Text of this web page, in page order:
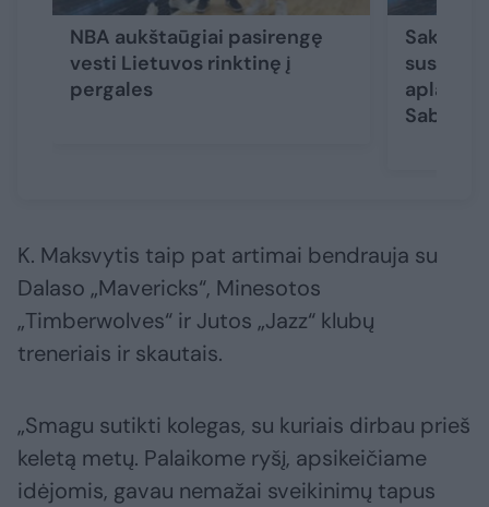
NBA aukštaūgiai pasirengę
vesti Lietuvos rinktinę į
pergales
aplankė
Sabonį
K. Maksvytis taip pat artimai bendrauja su
Dalaso „Mavericks“, Minesotos
„Timberwolves“ ir Jutos „Jazz“ klubų
treneriais ir skautais.
„Smagu sutikti kolegas, su kuriais dirbau prieš
keletą metų. Palaikome ryšį, apsikeičiame
idėjomis, gavau nemažai sveikinimų tapus